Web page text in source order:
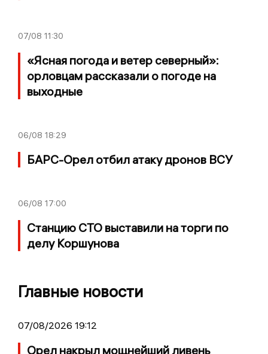
07/08 11:30
«Ясная погода и ветер северный»:
орловцам рассказали о погоде на
выходные
06/08 18:29
БАРС-Орел отбил атаку дронов ВСУ
06/08 17:00
Станцию СТО выставили на торги по
делу Коршунова
Главные новости
07/08/2026 19:12
Орел накрыл мощнейший ливень